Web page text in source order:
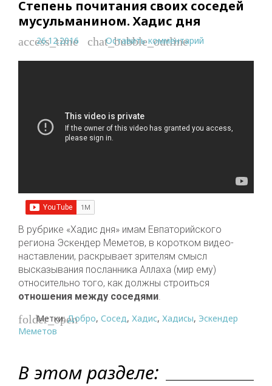
Степень почитания своих соседей
мусульманином. Хадис дня
access_time
26.12.2016 chat_bubble_outline
Оставить комментарий
В рубрике «Хадис дня» имам Евпаторийского
региона Эскендер Меметов, в коротком видео-
наставлении, раскрывает зрителям смысл
высказывания посланника Аллаха (мир ему)
относительно того, как должны строиться
отношения между соседями
folder_open
Метки:Добро, Сосед, Хадис, Хадисы, Эскендер
Меметов
В этом разделе: